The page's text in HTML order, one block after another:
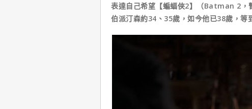
表達自己希望【蝙蝠俠2】（Batman 2，
伯派汀森約34、35歲，如今他已38歲，等